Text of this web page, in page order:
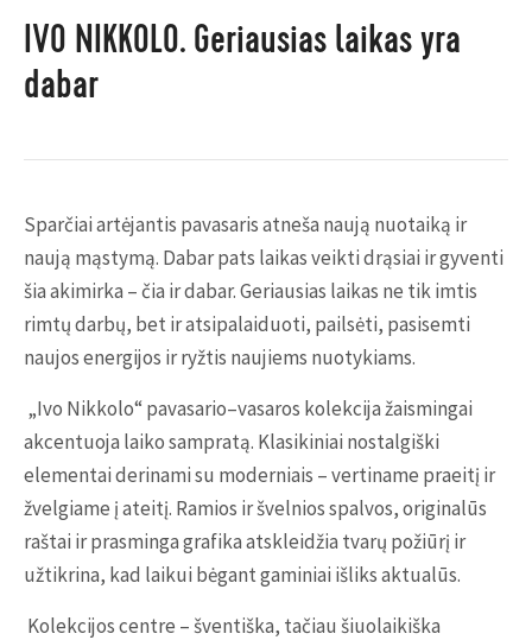
IVO NIKKOLO. Geriausias laikas yra
dabar
Sparčiai artėjantis pavasaris atneša naują nuotaiką ir
naują mąstymą. Dabar pats laikas veikti drąsiai ir gyventi
šia akimirka – čia ir dabar. Geriausias laikas ne tik imtis
rimtų darbų, bet ir atsipalaiduoti, pailsėti, pasisemti
naujos energijos ir ryžtis naujiems nuotykiams.
„Ivo Nikkolo“ pavasario–vasaros kolekcija žaismingai
akcentuoja laiko sampratą. Klasikiniai nostalgiški
elementai derinami su moderniais – vertiname praeitį ir
žvelgiame į ateitį. Ramios ir švelnios spalvos, originalūs
raštai ir prasminga grafika atskleidžia tvarų požiūrį ir
užtikrina, kad laikui bėgant gaminiai išliks aktualūs.
Kolekcijos centre – šventiška, tačiau šiuolaikiška